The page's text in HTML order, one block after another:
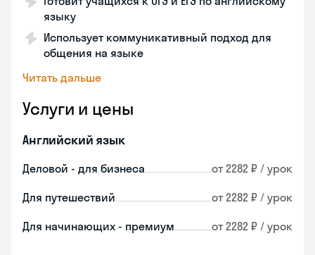
языку
Использует коммуникативный подход для
общения на языке
Читать дальше
Услуги и цены
Английский язык
Деловой - для бизнеса от 2282 ₽ / урок
Для путешествий от 2282 ₽ / урок
Для начинающих - премиум от 2282 ₽ / урок